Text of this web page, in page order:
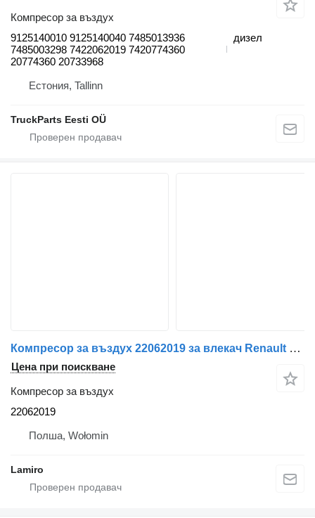
Компресор за въздух
9125140010 9125140040 7485013936
7485003298 7422062019 7420774360
20774360 20733968
дизел
Естония, Tallinn
TruckParts Eesti OÜ
Компресор за въздух 22062019 за влекач Renault MAGNUM / PREMIUM / KERAX DXi
Цена при поискване
Компресор за въздух
22062019
Полша, Wołomin
Lamiro